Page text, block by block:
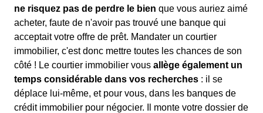
ne risquez pas de perdre le bien que vous auriez aimé
acheter, faute de n'avoir pas trouvé une banque qui
acceptait votre offre de prêt. Mandater un courtier
immobilier, c'est donc mettre toutes les chances de son
côté ! Le courtier immobilier vous allège également un
temps considérable dans vos recherches : il se
déplace lui-même, et pour vous, dans les banques de
crédit immobilier pour négocier. Il monte votre dossier de